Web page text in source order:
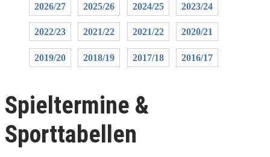
2026/27 2025/26 2024/25 2023/24
2022/23 2021/22 2021/22 2020/21
2019/20 2018/19 2017/18 2016/17
Spieltermine &
Sporttabellen